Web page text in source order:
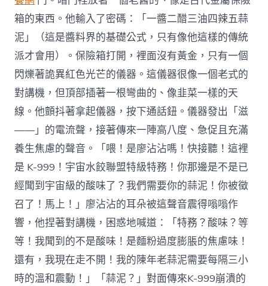
箱的東西。他輸入了密碼：「一醬二醋三油四辣五蒜
泥」（這是醬料界的基礎公式，只有像他這樣的傳統
派才會用）。保險箱打開，裡面沒有黃金，只有一個
閃爍著詭異紅色光芒的儀器。這儀器很像一個老式的
對講機，但頂部插著一根彎曲的、像韭菜一樣的天
線。他顫抖著拿起儀器，按下通話鈕。儀器發出「滋
——」的電流聲，接著傳來一陣高八度、急促且充滿
養生焦慮的聲音。「喂！是廖沾沾嗎！快接聽！這裡
是 K-999！宇宙水餃聯盟特級特務！你那邊是不是已
經聞到宇宙級的酸味了？我們需要你的蒜泥！你被徵
召了！馬上！」廖沾沾的耳朵被這聲音震得嗡嗡作
響，他捏著對講機，困惑地喊道：「特務？酸味？等
等！我聞到的不是酸味！是麵粉過度膨脹的焦慮味！
還有，我現在走不開！我的陳年老蒜泥需要每隔三小
時的溫和震動！」「蒜泥？」對面傳來K-999崩潰的